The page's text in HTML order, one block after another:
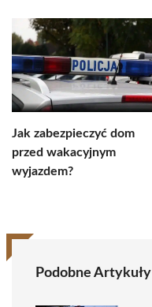
Jak zabezpieczyć dom
przed wakacyjnym
wyjazdem?
Podobne Artykuły